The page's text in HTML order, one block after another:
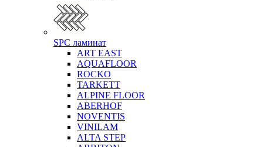
SPC ламинат
ART EAST
AQUAFLOOR
ROCKO
TARKETT
ALPINE FLOOR
ABERHOF
NOVENTIS
VINILAM
ALTA STEP